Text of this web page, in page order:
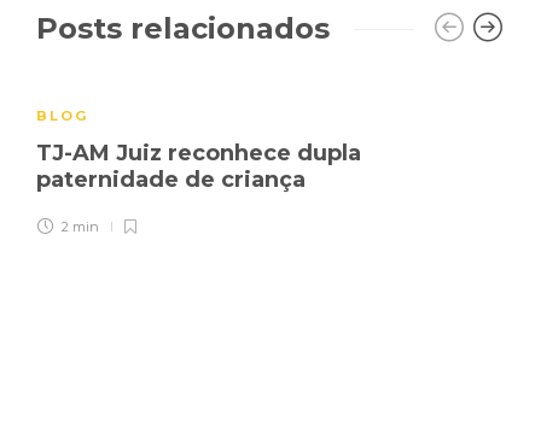
Posts relacionados
BLOG
TJ-AM Juiz reconhece dupla
paternidade de criança
2 min